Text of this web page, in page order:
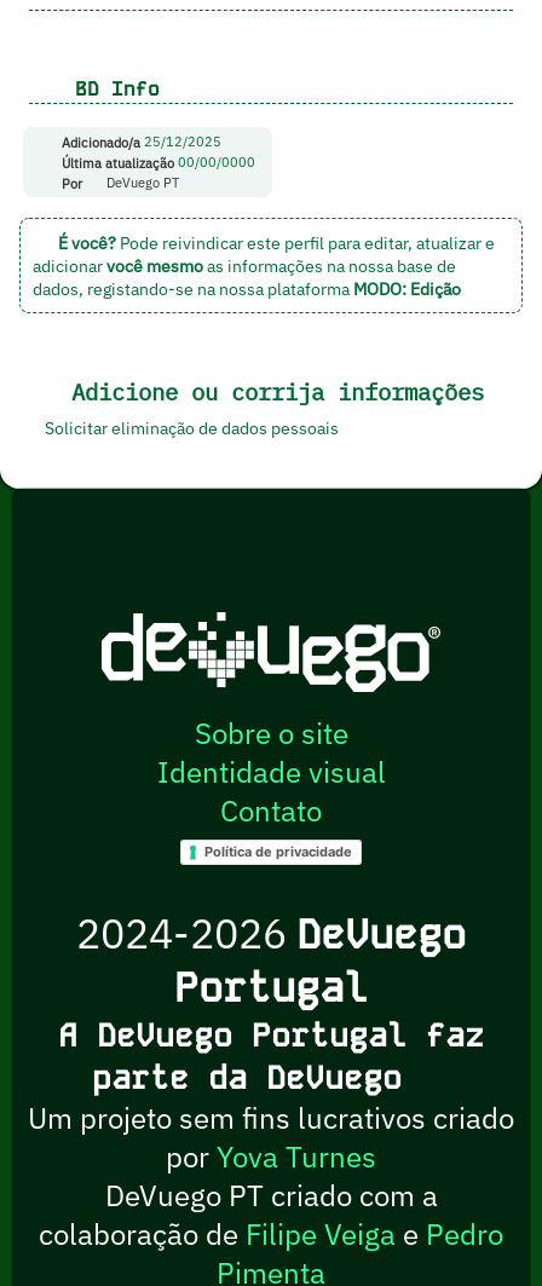
BD Info
Adicionado/a 25/12/2025
Última atualização 00/00/0000
Por
DeVuego PT
É você?Pode reivindicar este perfil para editar, atualizar e
adicionarvocê mesmoas informações na nossa base de
dados, registando-se na nossa plataforma MODO: Edição
Adicione ou corrija informações
Solicitar eliminação de dados pessoais
Sobre o site
Identidade visual
Contato
Política de privacidade
2024-2026 DeVuego
Portugal
A DeVuego Portugal faz
parte da DeVuego
Um projeto sem fins lucrativos criado
porYova Turnes
DeVuego PT criado com a
colaboração de Filipe Veiga e Pedro
Pimenta